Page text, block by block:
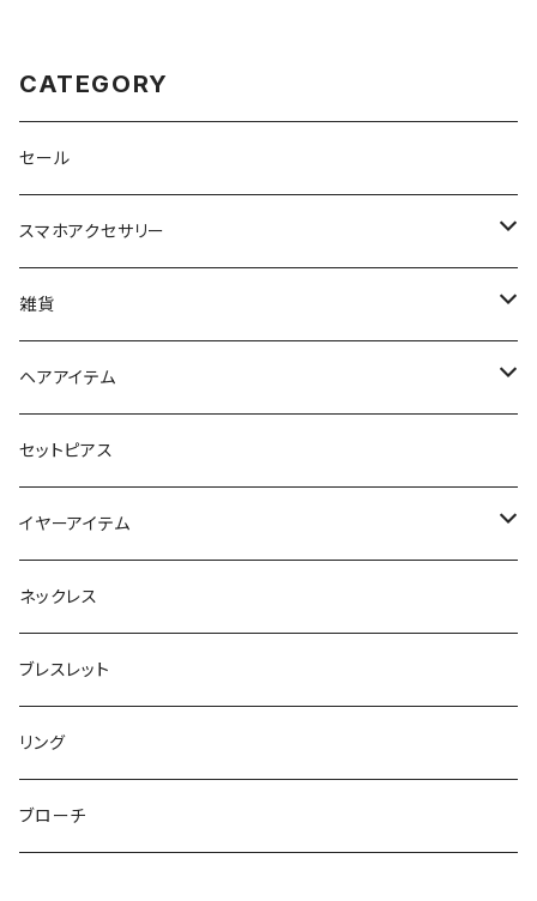
CATEGORY
セール
スマホアクセサリー
iPhoneケース
スマホリング＆グリップ
マルチショルダー
雑貨
ポーチ
マチ付きポーチ
フラットポーチ
etc
スマートキーポーチ
チャーム / カラビナ
ウォレット / 財布
トートバッグ
パスケース
ミラー
ヘアアイテム
静電気軽減ヘアブレスレット
ポニーフック
テールクラッチ
シュシュット
キープスタイラー
ヘアピン
セットピアス
イヤーアイテム
ステンレスピアス
ピアス
イヤリング
セットピアス
ネックレス
ブレスレット
リング
ブローチ